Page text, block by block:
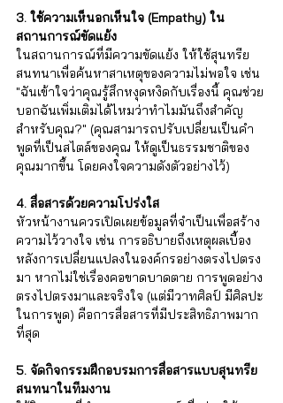
3. ใช้ความเห็นอกเห็นใจ (Empathy) ใน
สถานการณ์ขัดแย้ง
ในสถานการณ์ที่มีความขัดแย้ง ให้ใช้สุนทรีย
สนทนาเพื่อค้นหาสาเหตุของความไม่พอใจ เช่น
"ฉันเข้าใจว่าคุณรู้สึกหงุดหงิดกับเรื่องนี้ คุณช่วย
บอกฉันเพิ่มเติมได้ไหมว่าทำไมมันถึงสำคัญ
สำหรับคุณ?" (คุณสามารถปรับเปลี่ยนเป็นคำ
พูดที่เป็นสไตล์ของคุณ ให้ดูเป็นธรรมชาติของ
คุณมากขึ้น โดยคงใจความดังตัวอย่างไว้)
4. สื่อสารด้วยความโปร่งใส
หัวหน้างานควรเปิดเผยข้อมูลที่จำเป็นเพื่อสร้าง
ความไว้วางใจ เช่น การอธิบายถึงเหตุผลเบื้อง
หลังการเปลี่ยนแปลงในองค์กรอย่างตรงไปตรง
มา หากไม่ใช่เรื่องคอขาดบาดตาย การพูดอย่าง
ตรงไปตรงมาและจริงใจ (แต่มีวาทศิลป์ มีศิลปะ
ในการพูด) คือการสื่อสารที่มีประสิทธิภาพมาก
ที่สุด
5. จัดกิจกรรมฝึกอบรมการสื่อสารแบบสุนทรีย
สนทนาในทีมงาน